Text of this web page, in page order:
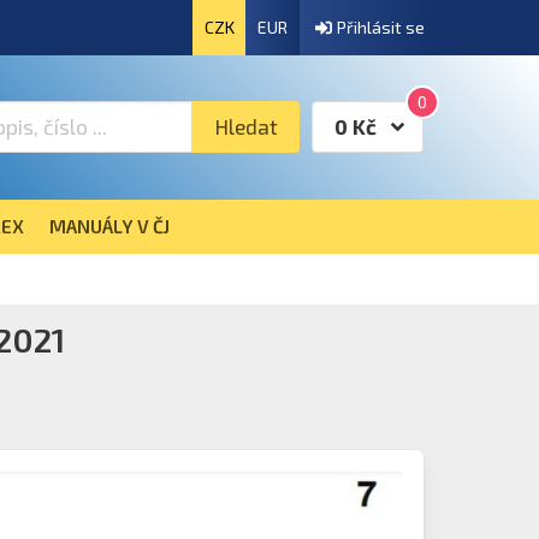
CZK EUR Přihlásit se
Hledat
0
0 Kč
MANUÁLY V ČJ